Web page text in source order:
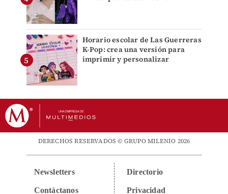
Horario escolar de Las Guerreras
K-Pop: crea una versión para
imprimir y personalizar
DERECHOS RESERVADOS © GRUPO MILENIO 2026
Newsletters
Contáctanos
Directorio
Privacidad